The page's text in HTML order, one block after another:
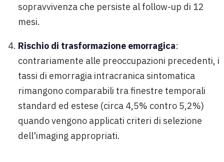
sopravvivenza che persiste al follow-up di 12
mesi.
Rischio di trasformazione emorragica:
contrariamente alle preoccupazioni precedenti, i
tassi di emorragia intracranica sintomatica
rimangono comparabili tra finestre temporali
standard ed estese (circa 4,5% contro 5,2%)
quando vengono applicati criteri di selezione
dell'imaging appropriati.